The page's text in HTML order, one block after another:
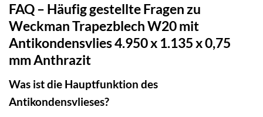
FAQ – Häufig gestellte Fragen zu
Weckman Trapezblech W20 mit
Antikondensvlies 4.950 x 1.135 x 0,75
mm Anthrazit
Was ist die Hauptfunktion des
Antikondensvlieses?